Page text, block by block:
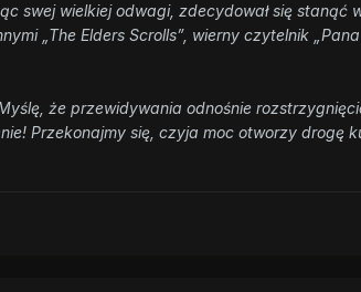
swej wielkiej odwagi, zdecydował się
„The Elders Scrolls”, wierny czytelnik
że przewidywania odnośnie
Przekonajmy się, czyja moc otworzy drogę